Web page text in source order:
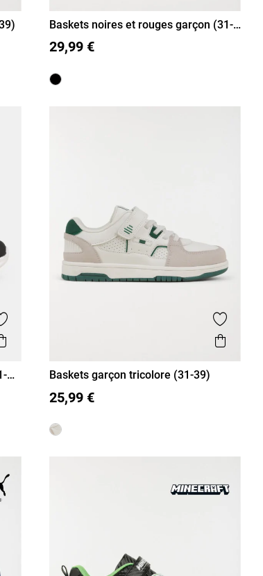
31 32 33 34 35 36 37
Baskets noires et rouges garçon (31-
29,99 €
aux favoris
Aperçu rapide Ajouter
31 32 33 34 35 36 37
Baskets garçon tricolore (31-39)
25,99 €